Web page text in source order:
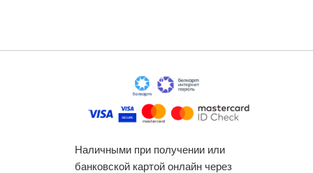
Наличными при получении или
банковской картой онлайн через